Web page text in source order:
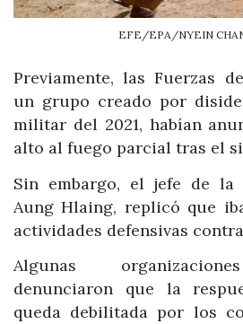
EFE/EPA/NYEIN
Previamente, las Fuerzas
un grupo creado por
militar del 2021, habían
alto al fuego parcial tras el
Sin embargo, el jefe de
Aung Hlaing, replicó que
actividades defensivas
Algunas
denunciaron que la
queda debilitada por los